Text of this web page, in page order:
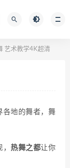
艺术教学4K超清
各地的舞者，舞
，热舞之都让你